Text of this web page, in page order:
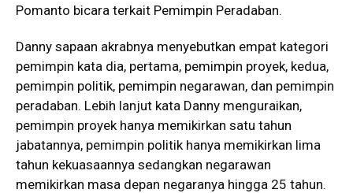
Pomanto bicara terkait Pemimpin Peradaban.
Danny sapaan akrabnya menyebutkan empat kategori
pemimpin kata dia, pertama, pemimpin proyek, kedua,
pemimpin politik, pemimpin negarawan, dan pemimpin
peradaban. Lebih lanjut kata Danny menguraikan,
pemimpin proyek hanya memikirkan satu tahun
jabatannya, pemimpin politik hanya memikirkan lima
tahun kekuasaannya sedangkan negarawan
memikirkan masa depan negaranya hingga 25 tahun.